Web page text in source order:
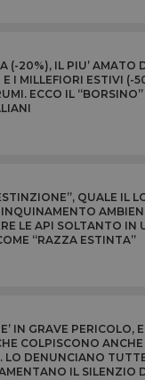
(-20%), IL PIU’ AMATO
I MILLEFIORI ESTIVI (-
ECCO IL
QUALE IL
LE API SOLTANTO IN
“RAZZA ESTINTA”
IN GRAVE PERICOLO,
COLPISCONO
LO DENUNCIANO
IL SILENZIO